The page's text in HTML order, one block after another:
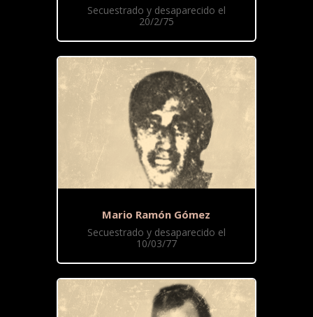
Secuestrado y desaparecido el
20/2/75
Mario Ramón Gómez
Secuestrado y desaparecido el
10/03/77